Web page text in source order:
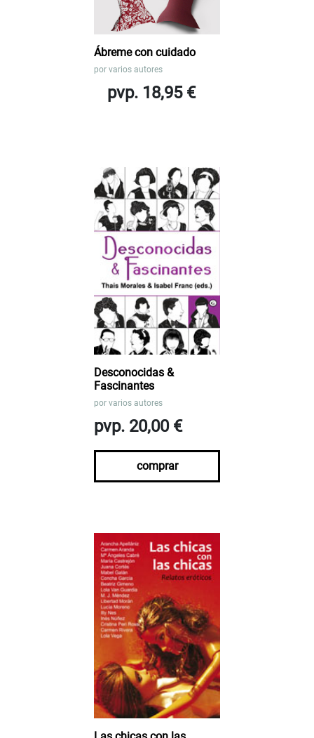
Ábreme con cuidado
por varios autores
pvp. 18,95 €
Desconocidas &
Fascinantes
por varios autores
pvp. 20,00 €
comprar